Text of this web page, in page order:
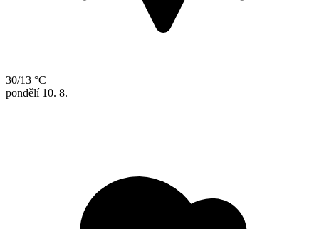
30/13 °C
pondělí 10. 8.